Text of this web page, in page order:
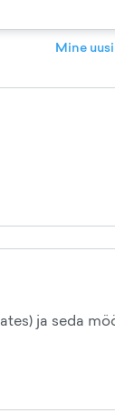
Mine
ja seda